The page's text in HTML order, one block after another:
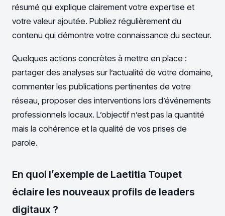
résumé qui explique clairement votre expertise et
votre valeur ajoutée. Publiez régulièrement du
contenu qui démontre votre connaissance du secteur.
Quelques actions concrètes à mettre en place :
partager des analyses sur l’actualité de votre domaine,
commenter les publications pertinentes de votre
réseau, proposer des interventions lors d’événements
professionnels locaux. L’objectif n’est pas la quantité
mais la cohérence et la qualité de vos prises de
parole.
En quoi l’exemple de Laetitia Toupet
éclaire les nouveaux profils de leaders
digitaux ?